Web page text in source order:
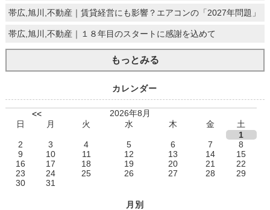
帯広,旭川,不動産｜賃貸経営にも影響？エアコンの「2027年問題」
帯広,旭川,不動産｜１８年目のスタートに感謝を込めて
もっとみる
カレンダー
<<
2026年8月
日
月 火 水 木 金
土
1
2
3 4 5 6 7
8
9
10 11 12 13 14
15
16
17 18 19 20 21
22
23
24 25 26 27 28
29
30
31
月別